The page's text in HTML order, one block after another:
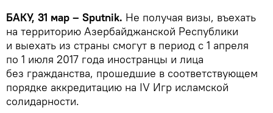
БАКУ, 31 мар – Sputnik. Не получая визы, въехать
на территорию Азербайджанской Республики
и выехать из страны смогут в период с 1 апреля
по 1 июля 2017 года иностранцы и лица
без гражданства, прошедшие в соответствующем
порядке аккредитацию на IV Игр исламской
солидарности.